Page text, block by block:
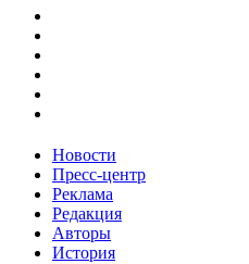
Новости
Пресс-центр
Реклама
Редакция
Авторы
История